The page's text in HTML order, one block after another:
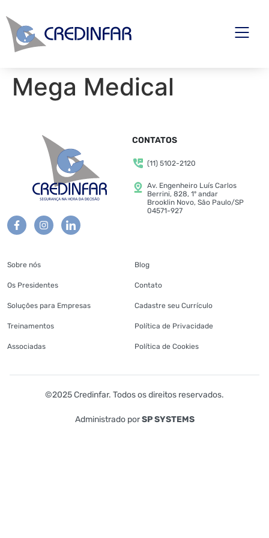
Mega Medical
CONTATOS
(11) 5102-2120
Av. Engenheiro Luís Carlos
Berrini, 828, 1º andar
Brooklin Novo, São Paulo/SP
04571-927
Sobre nós
Os Presidentes
Soluções para Empresas
Treinamentos
Associadas
Blog
Contato
Cadastre seu Currículo
Política de Privacidade
Política de Cookies
©2025 Credinfar. Todos os direitos reservados.
Administrado porSP SYSTEMS